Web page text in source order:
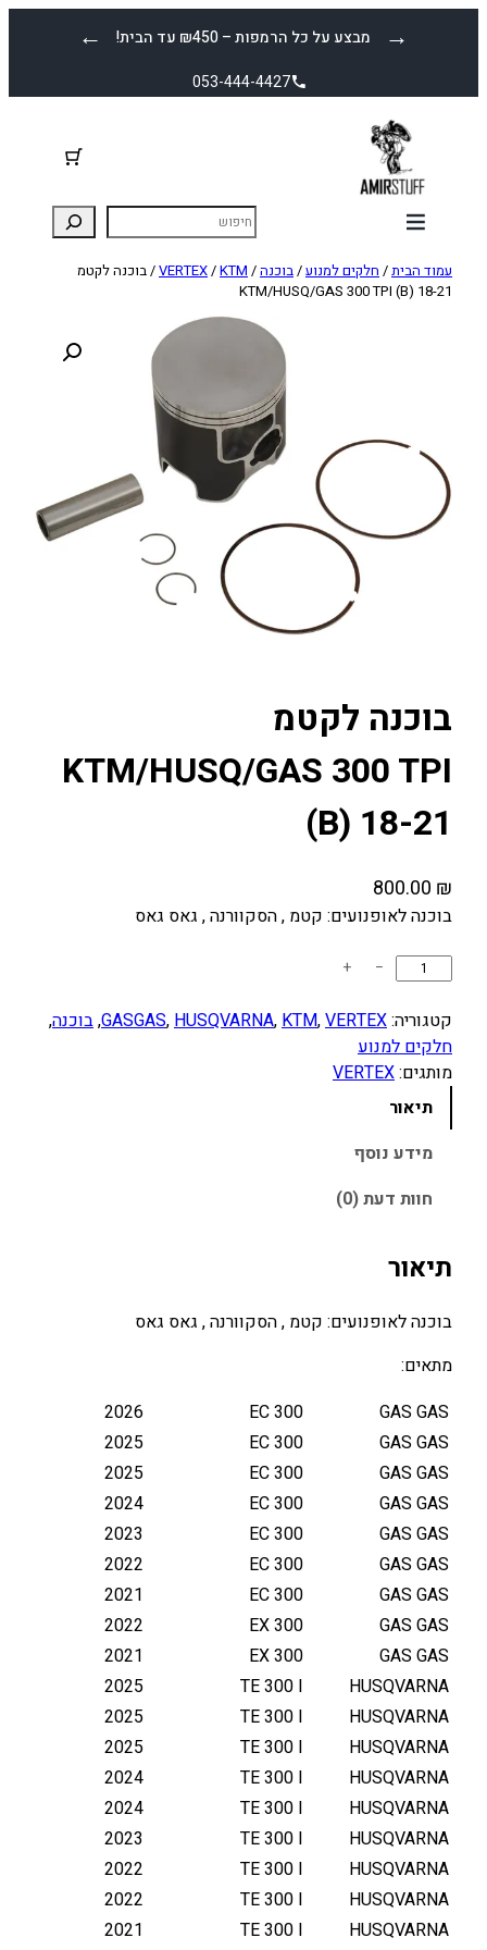
← מבצע על כל הרמפות – ₪450 עד הבית! →
053-444-4427
עמוד הבית/ חלקים למנוע/בוכנה/
VERTEX/KTM
/ בוכנה לקטמ
KTM/HUSQ/GAS 300 TPI (B) 18-21
בוכנה לקטמ
KTM/HUSQ/GAS 300 TPI
(B) 18-21
800.00 ₪
בוכנה לאופנועים: קטמ , הסקוורנה , גאס גאס
ו
ת
ש
ב
ק
מ
K
M
/
H
S
Q
/
G
A
S
0
0
T
P
)
1
8
−
+
קטגוריה: GASGAS, HUSQVARNA, KTM, VERTEX
, בוכנה,
חלקים למנוע
מותגים:VERTEX
תיאור
מידע נוסף
חוות דעת (0)
תיאור
בוכנה לאופנועים: קטמ , הסקוורנה , גאס גאס
מתאים:
GAS GAS
EC 300
2026
GAS GAS
EC 300
2025
GAS GAS
EC 300
2025
GAS GAS
EC 300
2024
GAS GAS
EC 300
2023
GAS GAS
EC 300
2022
GAS GAS
EC 300
2021
GAS GAS
EX 300
2022
GAS GAS
EX 300
2021
HUSQVARNA
TE 300 I
2025
HUSQVARNA
TE 300 I
2025
HUSQVARNA
TE 300 I
2025
HUSQVARNA
TE 300 I
2024
HUSQVARNA
TE 300 I
2024
HUSQVARNA
TE 300 I
2023
HUSQVARNA
TE 300 I
2022
HUSQVARNA
TE 300 I
2022
HUSQVARNA
TE 300 I
2021